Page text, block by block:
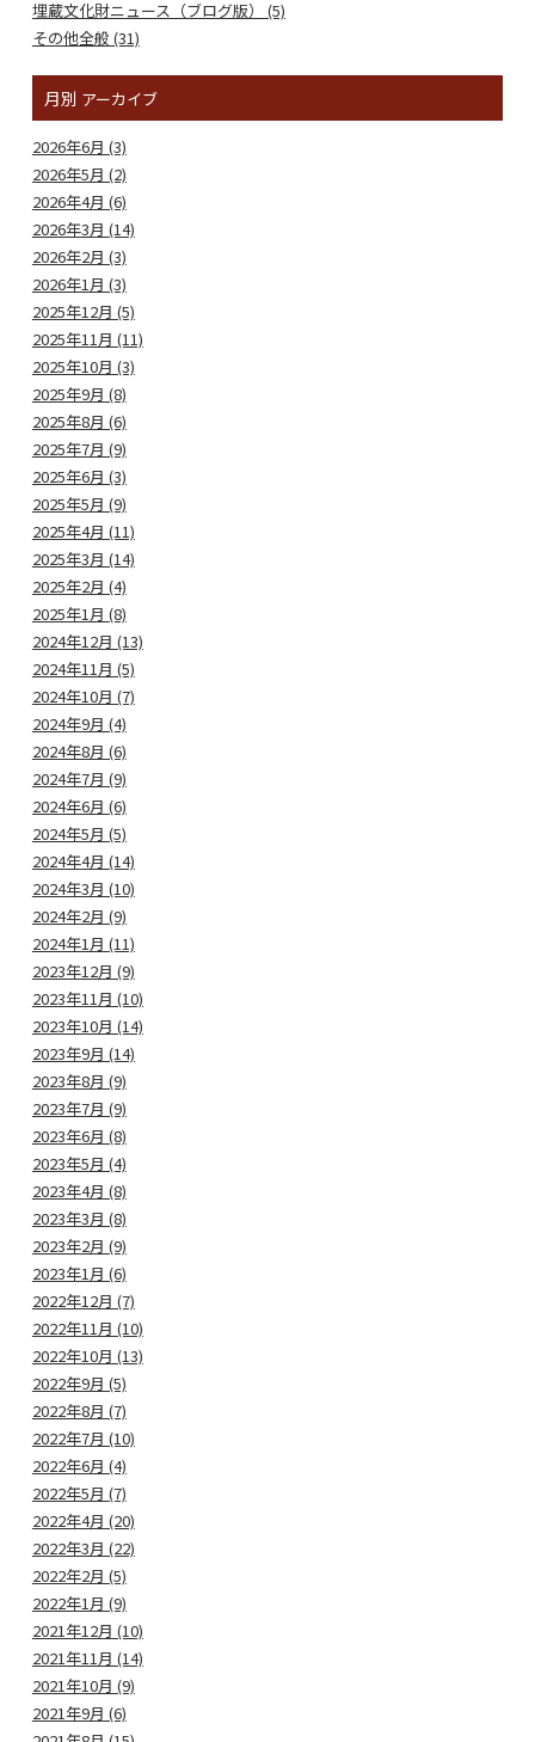
埋蔵文化財ニュース（ブログ版） (5)
その他全般 (31)
月別 アーカイブ
2026年6月 (3)
2026年5月 (2)
2026年4月 (6)
2026年3月 (14)
2026年2月 (3)
2026年1月 (3)
2025年12月 (5)
2025年11月 (11)
2025年10月 (3)
2025年9月 (8)
2025年8月 (6)
2025年7月 (9)
2025年6月 (3)
2025年5月 (9)
2025年4月 (11)
2025年3月 (14)
2025年2月 (4)
2025年1月 (8)
2024年12月 (13)
2024年11月 (5)
2024年10月 (7)
2024年9月 (4)
2024年8月 (6)
2024年7月 (9)
2024年6月 (6)
2024年5月 (5)
2024年4月 (14)
2024年3月 (10)
2024年2月 (9)
2024年1月 (11)
2023年12月 (9)
2023年11月 (10)
2023年10月 (14)
2023年9月 (14)
2023年8月 (9)
2023年7月 (9)
2023年6月 (8)
2023年5月 (4)
2023年4月 (8)
2023年3月 (8)
2023年2月 (9)
2023年1月 (6)
2022年12月 (7)
2022年11月 (10)
2022年10月 (13)
2022年9月 (5)
2022年8月 (7)
2022年7月 (10)
2022年6月 (4)
2022年5月 (7)
2022年4月 (20)
2022年3月 (22)
2022年2月 (5)
2022年1月 (9)
2021年12月 (10)
2021年11月 (14)
2021年10月 (9)
2021年9月 (6)